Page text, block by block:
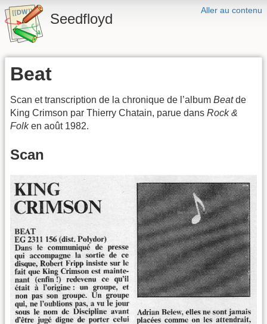
Aller au contenu
Seedfloyd
Beat
Scan et transcription de la chronique de l’album Beatde
King Crimson par Thierry Chatain, parue dans Rock &
Folken août 1982.
Scan